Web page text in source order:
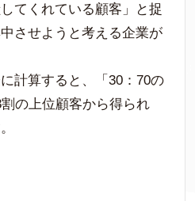
てくれている顧客」と捉
させようと考える企業が
計算すると、「30：70の
の上位顧客から得られ